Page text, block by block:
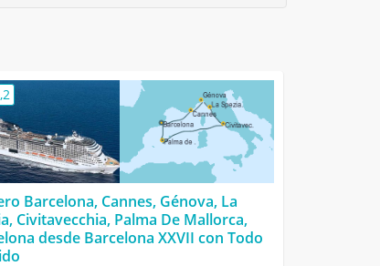
Barcelona, Cannes, Génova, La
Civitavecchia, Palma De Mallorca,
desde Barcelona XXVII con Todo